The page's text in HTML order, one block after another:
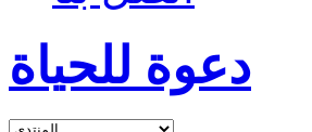
دعوة للحياة